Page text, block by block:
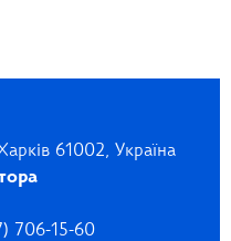
61002, Україна
706-15-60